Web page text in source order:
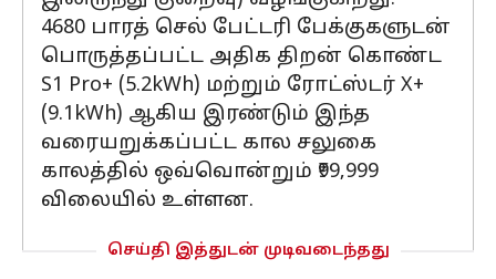
4680 பாரத் செல் பேட்டரி பேக்குகளுடன்
பொருத்தப்பட்ட அதிக திறன் கொண்ட
S1 Pro+ (5.2kWh) மற்றும் ரோட்ஸ்டர் X+
(9.1kWh) ஆகிய இரண்டும் இந்த
வரையறுக்கப்பட்ட கால சலுகை
காலத்தில் ஒவ்வொன்றும் ₹99,999
விலையில் உள்ளன.
செய்தி இத்துடன் முடிவடைந்தது